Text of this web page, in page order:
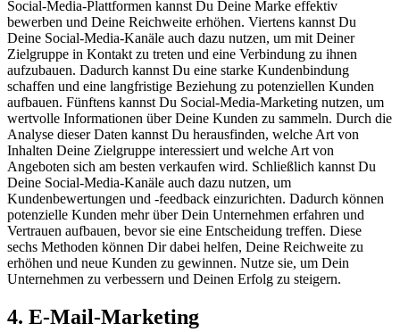
Social-Media-Plattformen kannst Du Deine Marke effektiv
bewerben und Deine Reichweite erhöhen. Viertens kannst Du
Deine Social-Media-Kanäle auch dazu nutzen, um mit Deiner
Zielgruppe in Kontakt zu treten und eine Verbindung zu ihnen
aufzubauen. Dadurch kannst Du eine starke Kundenbindung
schaffen und eine langfristige Beziehung zu potenziellen Kunden
aufbauen. Fünftens kannst Du Social-Media-Marketing nutzen, um
wertvolle Informationen über Deine Kunden zu sammeln. Durch die
Analyse dieser Daten kannst Du herausfinden, welche Art von
Inhalten Deine Zielgruppe interessiert und welche Art von
Angeboten sich am besten verkaufen wird. Schließlich kannst Du
Deine Social-Media-Kanäle auch dazu nutzen, um
Kundenbewertungen und -feedback einzurichten. Dadurch können
potenzielle Kunden mehr über Dein Unternehmen erfahren und
Vertrauen aufbauen, bevor sie eine Entscheidung treffen. Diese
sechs Methoden können Dir dabei helfen, Deine Reichweite zu
erhöhen und neue Kunden zu gewinnen. Nutze sie, um Dein
Unternehmen zu verbessern und Deinen Erfolg zu steigern.
4. E-Mail-Marketing